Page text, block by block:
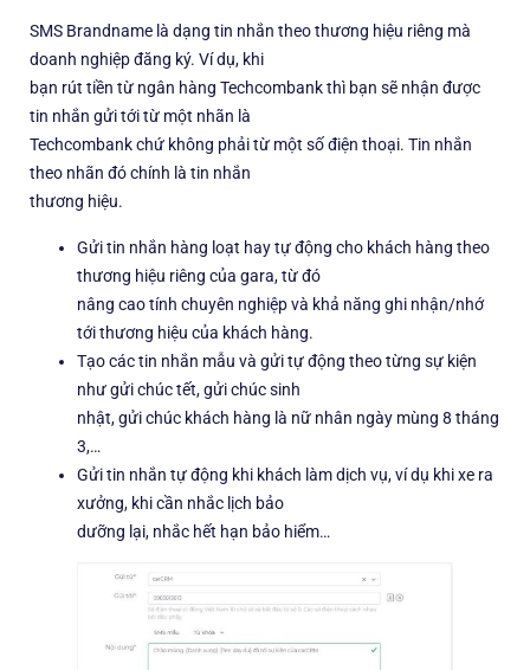
SMS Brandname là dạng tin nhắn theo thương hiệu riêng mà
doanh nghiệp đăng ký. Ví dụ, khi
bạn rút tiền từ ngân hàng Techcombank thì bạn sẽ nhận được
tin nhắn gửi tới từ một nhãn là
Techcombank chứ không phải từ một số điện thoại. Tin nhắn
theo nhãn đó chính là tin nhắn
thương hiệu.
Gửi tin nhắn hàng loạt hay tự động cho khách hàng theo
thương hiệu riêng của gara, từ đó
nâng cao tính chuyên nghiệp và khả năng ghi nhận/nhớ
tới thương hiệu của khách hàng.
Tạo các tin nhắn mẫu và gửi tự động theo từng sự kiện
như gửi chúc tết, gửi chúc sinh
nhật, gửi chúc khách hàng là nữ nhân ngày mùng 8 tháng
3,…
Gửi tin nhắn tự động khi khách làm dịch vụ, ví dụ khi xe ra
xưởng, khi cần nhắc lịch bảo
dưỡng lại, nhắc hết hạn bảo hiểm…